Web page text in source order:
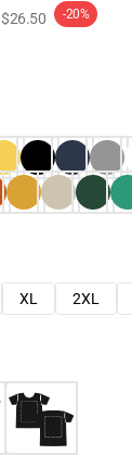
$26.50 -20%
XL 2XL